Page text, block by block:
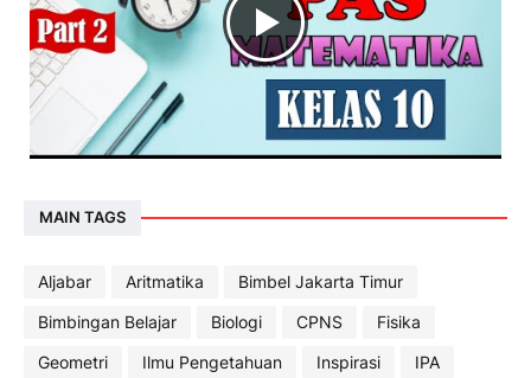
MAIN TAGS
Aljabar Aritmatika
Bimbel Jakarta Timur
Bimbingan Belajar
Biologi CPNS
Fisika
Geometri
Ilmu Pengetahuan Inspirasi
IPA